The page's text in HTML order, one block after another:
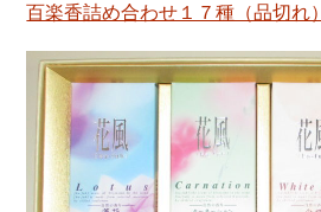
百楽香詰め合わせ１７種（品切れ）